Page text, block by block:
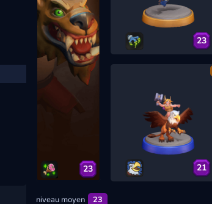
23
23
21
niveau moyen 23